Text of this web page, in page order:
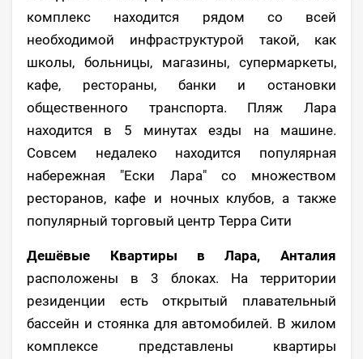
комплекс находится рядом со всей
необходимой инфраструктурой такой, как
школы, больницы, магазины, супермаркеты,
кафе, рестораны, банки и остановки
общественного транспорта. Пляж Лара
находится в 5 минутах езды на машине.
Совсем недалеко находится популярная
набережная "Ески Лара" со множеством
ресторанов, кафе и ночных клубов, а также
популярный торговый центр Терра Сити
Дешёвые Квартиры в Лара, Анталия
расположены в 3 блоках. На территории
резиденции есть открытый плавательный
бассейн и стоянка для автомобилей. В жилом
комплексе представлены квартиры